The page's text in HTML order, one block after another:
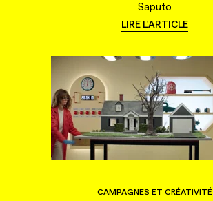
Saputo
LIRE L'ARTICLE
CAMPAGNES ET CRÉATIVITÉ